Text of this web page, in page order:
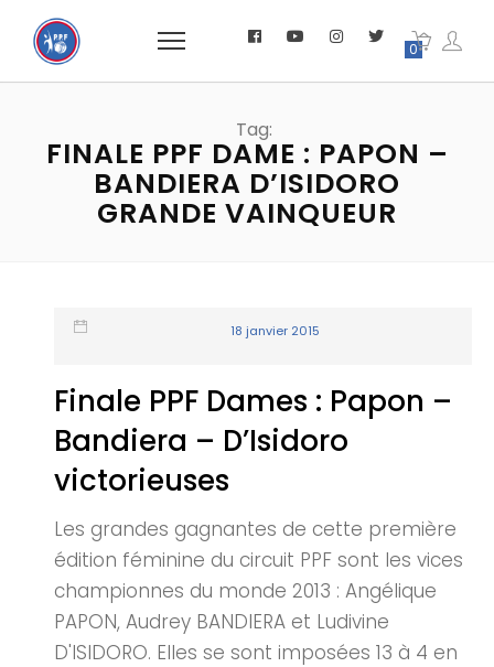
0
Tag:
FINALE PPF DAME : PAPON –
BANDIERA D’ISIDORO
GRANDE VAINQUEUR
18 janvier 2015
Finale PPF Dames : Papon –
Bandiera – D’Isidoro
victorieuses
Les grandes gagnantes de cette première
édition féminine du circuit PPF sont les vices
championnes du monde 2013 : Angélique
PAPON, Audrey BANDIERA et Ludivine
D'ISIDORO. Elles se sont imposées 13 à 4 en